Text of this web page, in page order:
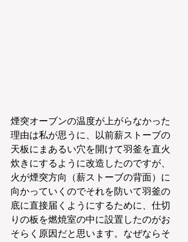
煙突オーブンの温度が上がらなかった
理由は私が思うに、以前薪ストーブの
天板にまあるい穴を開けて羽釜を直火
炊きにするように改造したのですが、
火が煙突方向（薪ストーブの背面）に
向かっていくのでそれを防いて羽釜の
底に直接届くようにするために、仕切
りの板を燃焼室の中に設置したのがお
そらく原因だと思います。なぜならそ